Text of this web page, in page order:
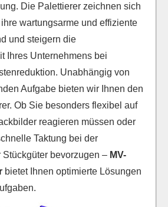
Die Palettierer zeichnen sich
wartungsarme und effiziente
und steigern die
Ihres Unternehmens bei
Unabhängig von
Aufgabe bieten wir Ihnen den
Ob Sie besonders flexibel auf
reagieren müssen oder
Taktung bei der
Stückgüter bevorzugen – MV-
bietet Ihnen optimierte Lösungen